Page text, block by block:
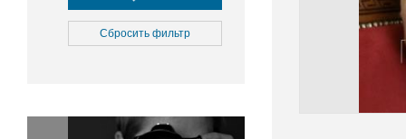
Культура
Медицина
Окружающая среда
Сбросить фильтр